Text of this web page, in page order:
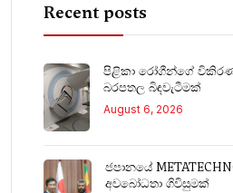
Recent posts
පිළිකා රෝගීන්ගේ විකිරණ
බරපතල බිඳවැටීමක්
August 6, 2026
ජපානයේ
අවබෝධතා ගිවිසුමක්